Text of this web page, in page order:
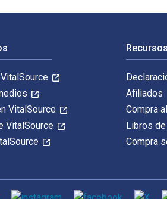
VitalSource
VitalSource
Afiliados
Compra
Libros
Compra
social